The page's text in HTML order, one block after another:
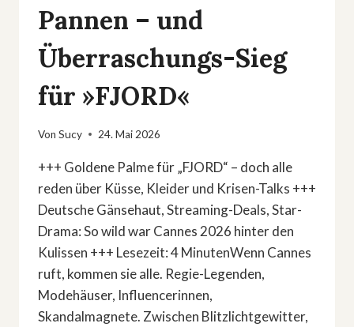
Pannen – und
Überraschungs-Sieg
für »FJORD«
Von Sucy 24. Mai 2026
+++ Goldene Palme für „FJORD“ – doch alle
reden über Küsse, Kleider und Krisen-Talks +++
Deutsche Gänsehaut, Streaming-Deals, Star-
Drama: So wild war Cannes 2026 hinter den
Kulissen +++ Lesezeit: 4 MinutenWenn Cannes
ruft, kommen sie alle. Regie-Legenden,
Modehäuser, Influencerinnen,
Skandalmagnete. Zwischen Blitzlichtgewitter,